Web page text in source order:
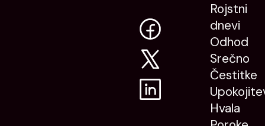
Rojstni
dnevi
Odhod
Srečno
Čestitke
Hvala